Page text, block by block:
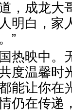
，成龙大
明白，家
”
热映中。
度温馨时
能让你在
仍在传递